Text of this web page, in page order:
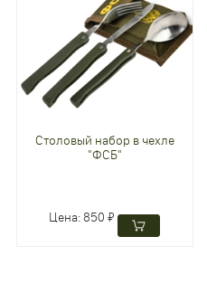
Столовый набор в чехле
"ФСБ"
Цена:850 ₽